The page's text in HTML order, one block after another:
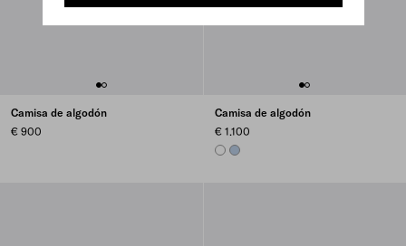
Camisa de algodón
€ 900
Camisa de algodón
€ 1.100
WHITELIGHT BLUE